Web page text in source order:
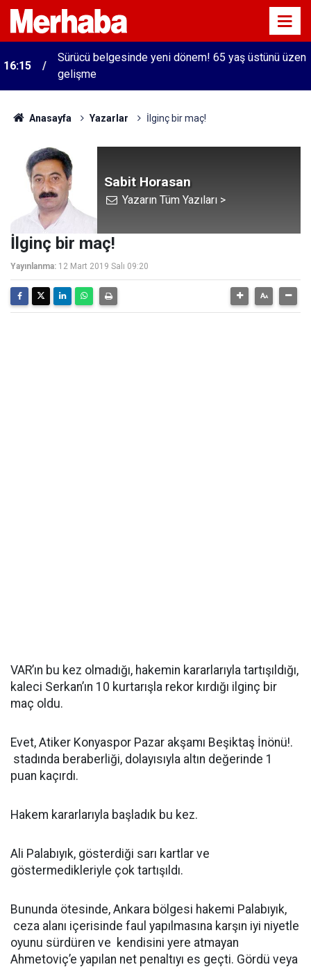
16:15
Sürücü belgesinde yeni dönem! 65 yaş üstünü üzen
gelişme
Anasayfa Yazarlar İlginç bir maç!
Sabit Horasan
Yazarın Tüm Yazıları >
İlginç bir maç!
Yayınlanma: 12 Mart 2019 Salı 09:20
VAR’ın bu kez olmadığı, hakemin kararlarıyla tartışıldığı,
kaleci Serkan’ın 10 kurtarışla rekor kırdığı ilginç bir
maç oldu.
Evet, Atiker Konyaspor Pazar akşamı Beşiktaş İnönü!.
stadında beraberliği, dolayısıyla altın değerinde 1
puan kaçırdı.
Hakem kararlarıyla başladık bu kez.
Ali Palabıyık, gösterdiği sarı kartlar ve
göstermedikleriyle çok tartışıldı.
Bununda ötesinde, Ankara bölgesi hakemi Palabıyık,
ceza alanı içerisinde faul yapılmasına karşın iyi niyetle
oyunu sürdüren ve kendisini yere atmayan
Ahmetoviç’e yapılan net penaltıyı es geçti. Gördü veya